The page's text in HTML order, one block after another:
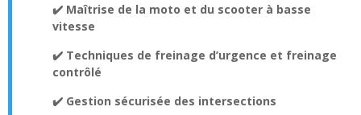
✔️ Maîtrise de la moto et du scooter à basse
vitesse
✔️ Techniques de freinage d’urgence et freinage
contrôlé
✔️ Gestion sécurisée des intersections